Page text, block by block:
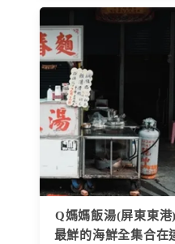
Q媽媽飯湯(屏東東
最鮮的海鮮全集合在